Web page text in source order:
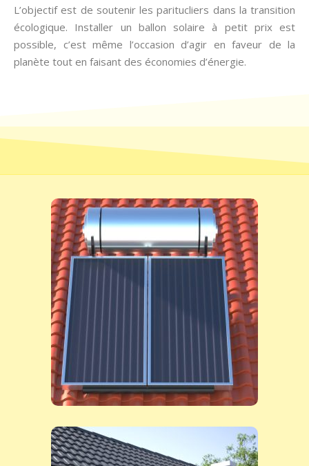
L’objectif est de soutenir les paritucliers dans la transition
écologique. Installer un ballon solaire à petit prix est
possible, c’est même l’occasion d’agir en faveur de la
planète tout en faisant des économies d’énergie.